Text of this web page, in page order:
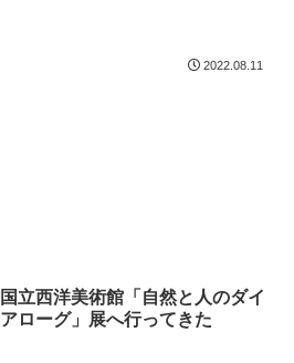
2022.08.11
国立西洋美術館「自然と人のダイ
アローグ」展へ行ってきた